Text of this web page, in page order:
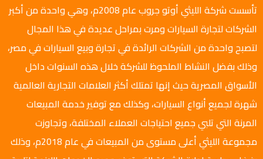
تأسست شركة الليثي أوتو جروب عام 2008م، وهي واحدة من أكبر
الشركات لتجارة السيارات ومرت بمراحل عديدة في هذا المجال
لتصبح واحدة من الشركات الرائدة في تجارة وبيع السيارات في مصر،
وذلك بفضل النشاط الملحوظ للشركة خلال هذه السنوات داخل
الأسواق المصرية حيث إنها تمتلك أكثر العلامات التجارية العالمية
شهرة لجميع أنواع السيارات، وكذلك مع توفير خدمة المبيعات
المرنة التي تلبي جميع احتياجات العملاء المختلفة، وتجاوزت
مجموعة الليثي أعلى مستوى من المبيعات في عام 2018م، وذلك